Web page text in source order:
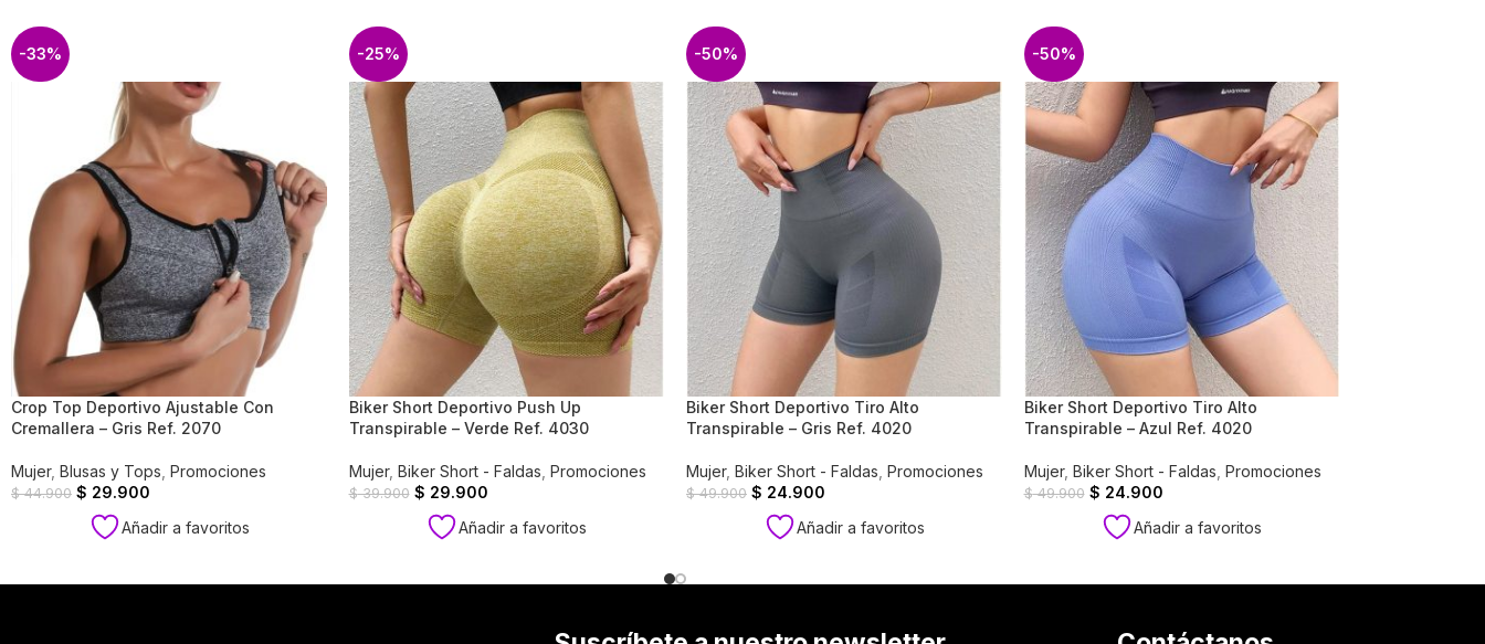
-33%
Crop Top Deportivo Ajustable Con
Cremallera – Gris Ref. 2070
Mujer, Blusas y Tops Promociones
$44.900 $ 29.900
Añadir a favoritos
-25%
Biker Short Deportivo Push Up
Transpirable – Verde Ref. 4030
Mujer, Biker Short - Faldas Promociones
$39.900 $ 29.900
Añadir a favoritos
-50%
Biker Short Deportivo Tiro Alto
Transpirable – Gris Ref. 4020
Mujer, Biker Short - Faldas Promociones
$49.900 $ 24.900
Añadir a favoritos
-50%
Biker Short Deportivo Tiro Alto
Transpirable – Azul Ref. 4020
Mujer, Biker Short - Faldas Promociones
$49.900 $ 24.900
Añadir a favoritos